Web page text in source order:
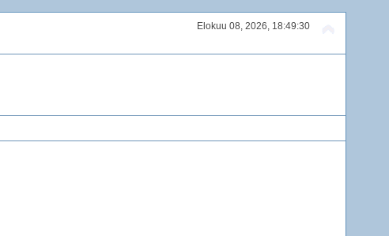
Elokuu 08, 2026, 18:49:30